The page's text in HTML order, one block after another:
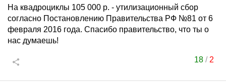
На квадроциклы 105 000 р. - утилизационный сбор
согласно Постановлению Правительства РФ №81 от 6
февраля 2016 года. Спасибо правительство, что ты о
нас думаешь!
18 / 2